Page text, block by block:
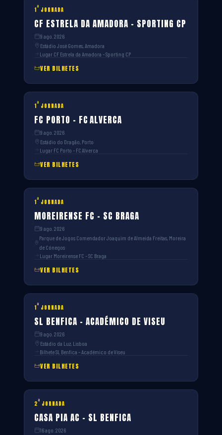
1ª JORNADA
CF ESTRELA DA AMADORA – SPORTING CP
9 ago. 2026
Estádio José Gomes, Amadora
Lugar CF Estrela da Amadora – Sporting CP
VER BILHETES
1ª JORNADA
FC PORTO – FC ALVERCA
9 ago. 2026
Estádio do Dragão, Porto
Lugar FC Porto – FC Alverca
VER BILHETES
1ª JORNADA
MOREIRENSE FC – SC BRAGA
9 ago. 2026
Parque de Jogos Comendador Joaquim de Almeida Freitas, Moreira
de Cónegos
Lugar Moreirense FC – SC Braga
VER BILHETES
1ª JORNADA
SL BENFICA – ACADÉMICO DE VISEU
9 ago. 2026
Estádio da Luz, Lisboa
Bilhete SL Benfica – Académico de Viseu
VER BILHETES
2ª JORNADA
CASA PIA AC – SL BENFICA
16 ago. 2026